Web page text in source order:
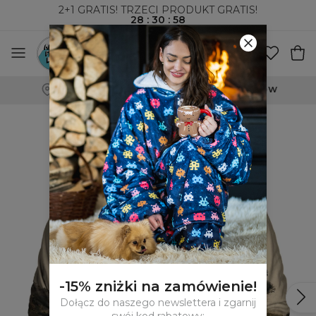
2+1 GRATIS! TRZECI PRODUKT GRATIS!
28 :30 :57
WYSYŁKA ZA POBRANIEM I DO PACZKOMATÓW
-15% zniżki na zamówienie!
Dołącz do naszego newslettera i zgarnij